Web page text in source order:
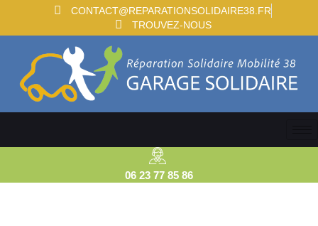
CONTACT@REPARATIONSOLIDAIRE38.FR
TROUVEZ-NOUS
06 23 77 85 86